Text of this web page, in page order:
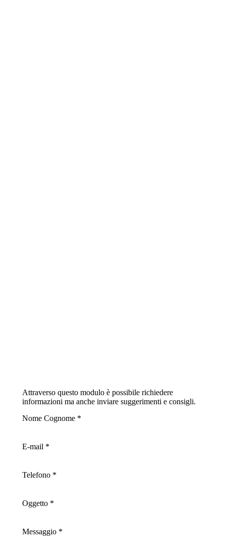
Attraverso questo modulo è possibile richiedere
informazioni ma anche inviare suggerimenti e consigli.
Nome Cognome *
E-mail *
Telefono *
Oggetto *
Messaggio *